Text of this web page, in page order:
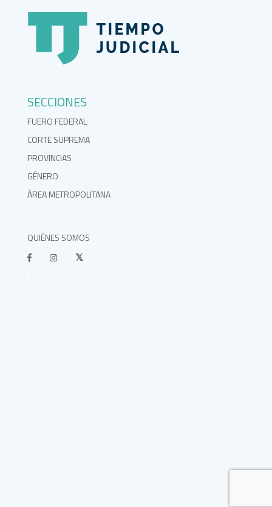
SECCIONES
FUERO FEDERAL
CORTE SUPREMA
PROVINCIAS
GÉNERO
ÁREA METROPOLITANA
QUIÉNES SOMOS